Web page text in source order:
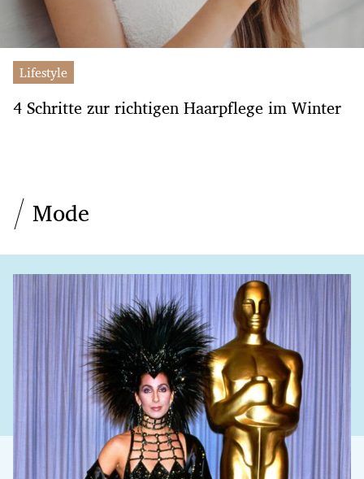
Lifestyle
4 Schritte zur richtigen Haarpflege im Winter
Mode